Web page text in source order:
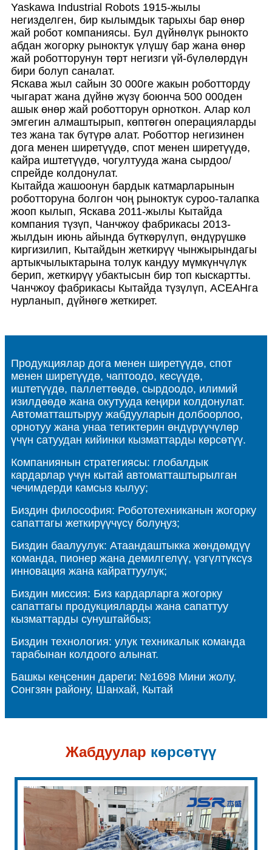
Yaskawa Industrial Robots 1915-жылы
негизделген, бир кылымдык тарыхы бар өнөр
жай робот компаниясы. Бул дүйнөлүк рынокто
абдан жогорку рыноктук үлүшү бар жана өнөр
жай роботторунун төрт негизги үй-бүлөлөрдүн
бири болуп саналат.
Яскава жыл сайын 30 000ге жакын роботторду
чыгарат жана дүйнө жүзү боюнча 500 000ден
ашык өнөр жай роботторун орноткон. Алар кол
эмгегин алмаштырып, көптөгөн операцияларды
тез жана так бүтүрө алат. Роботтор негизинен
дога менен ширетүүдө, спот менен ширетүүдө,
кайра иштетүүдө, чогултууда жана сырдоо/
спрейде колдонулат.
Кытайда жашоонун бардык катмарларынын
роботторуна болгон чоң рыноктук суроо-талапка
жооп кылып, Яскава 2011-жылы Кытайда
компания түзүп, Чанчжоу фабрикасы 2013-
жылдын июнь айында бүткөрүлүп, өндүрүшкө
киргизилип, Кытайдын жеткирүү чынжырындагы
артыкчылыктарына толук кандуу мүмкүнчүлүк
берип, жеткирүү убактысын бир топ кыскартты.
Чанчжоу фабрикасы Кытайда түзүлүп, АСЕАНга
нурланып, дүйнөгө жеткирет.
Продукциялар дога менен ширетүүдө, спот
менен ширетүүдө, чаптоодо, кесүүдө,
иштетүүдө, паллеттөөдө, сырдоодо, илимий
изилдөөдө жана окутууда кеңири колдонулат.
Автоматташтыруу жабдууларын долбоорлоо,
орнотуу жана унаа тетиктерин өндүрүүчүлөр
үчүн сатуудан кийинки кызматтарды көрсөтүү.
Компаниянын стратегиясы: глобалдык
кардарлар үчүн кытай автоматташтырылган
чечимдерди камсыз кылуу;
Биздин философия: Робототехниканын жогорку
сапаттагы жеткирүүчүсү болуңуз;
Биздин баалуулук: Атаандаштыкка жөндөмдүү
команда, пионер жана демилгелүү, үзгүлтүксүз
инновация жана кайраттуулук;
Биздин миссия: Биз кардарларга жогорку
сапаттагы продукцияларды жана сапаттуу
кызматтарды сунуштайбыз;
Биздин технология: улук техникалык команда
тарабынан колдоого алынат.
Башкы кеңсенин дареги: №1698 Мини жолу,
Сонгзян району, Шанхай, Кытай
Жабдуулар көрсөтүү